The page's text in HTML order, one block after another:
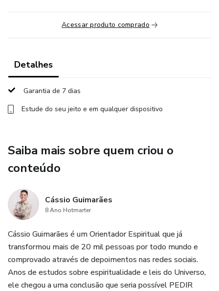
Acessar produto comprado
Detalhes
Garantia de 7 dias
Estude do seu jeito e em qualquer dispositivo
Saiba mais sobre quem criou o
conteúdo
Cássio Guimarães
8 Ano Hotmarter
Cássio Guimarães é um Orientador Espiritual que já
transformou mais de 20 mil pessoas por todo mundo e
comprovado através de depoimentos nas redes sociais.
Anos de estudos sobre espiritualidade e leis do Universo,
ele chegou a uma conclusão que seria possível PEDIR